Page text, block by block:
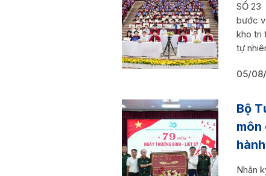
SỐ 23
bước
kho tri
tự
05/
Bộ
môn
Nhân